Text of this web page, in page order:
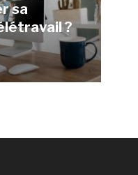
sa
?